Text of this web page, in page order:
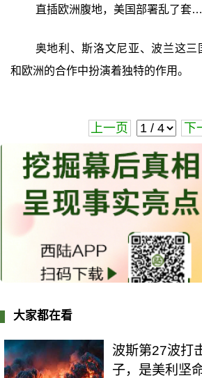
直插欧洲腹地，美国部署乱了套…
奥地利、斯洛文尼亚、波兰这三
和欧洲的合作中扮演着独特的作用。
上一页
大家都在看
波斯第27波打
子，是美利坚